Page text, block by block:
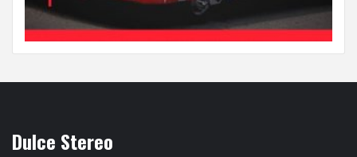
Dulce Stereo